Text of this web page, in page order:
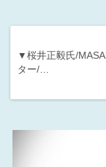
▼桜井正毅氏/
ター/…